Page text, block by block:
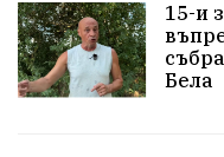
Родина енергия
пътища евро
15-и
Бела